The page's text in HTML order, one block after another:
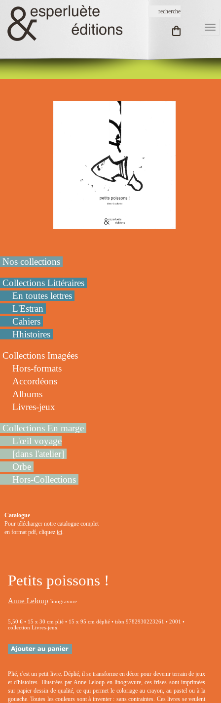
Nos collections
Collections Littéraires
En toutes lettres
L'Estran
Cahiers
Hhistoires
Collections Imagées
Hors-formats
Accordéons
Albums
Livres-jeux
Collections En marge
L'œil voyage
[dans l'atelier]
Orbe
Hors-Collections
Catalogue
Pour télécharger notre catalogue complet
en format pdf, cliquez ici
Petits poissons !
Anne Leloup linogravure
5,50 € • 15 x 30 cm plié • 15 x 95 cm déplié • isbn 9782930223261 • 2001 •
collection Livres-jeux
Plié, c'est un petit livre. Déplié, il se transforme en décor pour devenir terrain de jeux
et d'histoires. Illustrées par Anne Leloup en linogravure, ces frises sont imprimées
sur papier dessin de qualité, ce qui permet le coloriage au crayon, au pastel ou à la
gouache. Toutes les couleurs sont à inventer : sans contraintes. Ces livres se veulent